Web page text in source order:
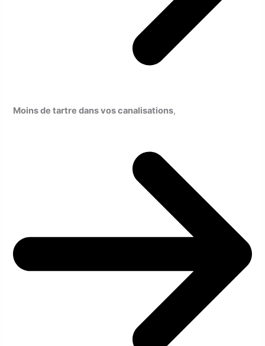
Moins de tartre dans vos canalisations,